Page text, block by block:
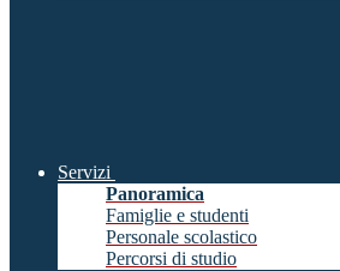
Servizi
Panoramica
Famiglie e studenti
Personale scolastico
Percorsi di studio